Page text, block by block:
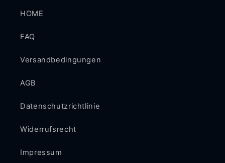
HOME
FAQ
Versandbedingungen
AGB
Datenschutzrichtlinie
Widerrufsrecht
Impressum